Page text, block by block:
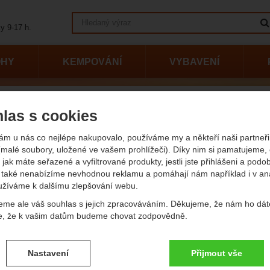
s cookies
u nás co nejlépe nakupovalo, používáme my a někteří naši partneři
soubory, uložené ve vašem prohlížeči). Díky nim si pamatujeme,
máte seřazené a vyfiltrované produkty, jestli jste přihlášeni a
nenabízíme nevhodnou reklamu a pomáhají nám například i v
k dalšímu zlepšování webu.
ale váš souhlas s jejich zpracováváním. Děkujeme, že nám ho
že k vašim datům budeme chovat zodpovědně.
souhlasů s kategoriemi cookies
.
Nastavení Přijmout vše
2.5 L
MSR Reactor 1.7
L Stove System
MSR Reactor 1.0
L Stove System
MSR
Group
KEMPOVÁNÍ VYBAVENÍ
9-17 h.